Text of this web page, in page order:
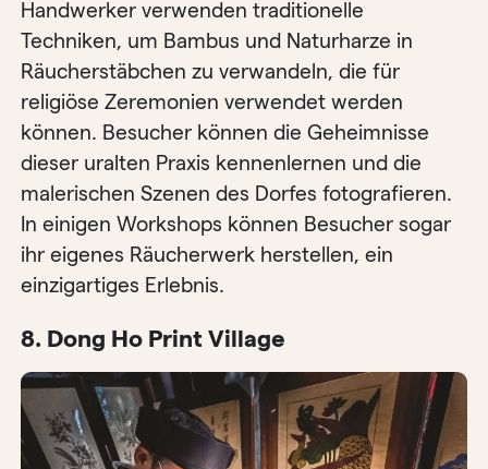
Handwerker verwenden traditionelle
Techniken, um Bambus und Naturharze in
Räucherstäbchen zu verwandeln, die für
religiöse Zeremonien verwendet werden
können. Besucher können die Geheimnisse
dieser uralten Praxis kennenlernen und die
malerischen Szenen des Dorfes fotografieren.
In einigen Workshops können Besucher sogar
ihr eigenes Räucherwerk herstellen, ein
einzigartiges Erlebnis.
8. Dong Ho Print Village